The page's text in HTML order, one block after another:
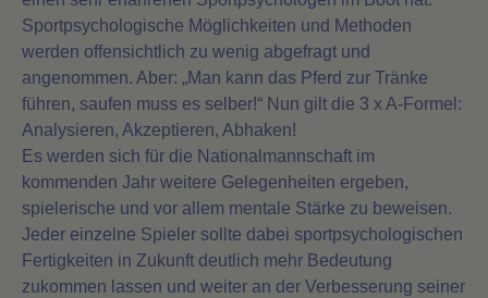
Sportpsychologische Möglichkeiten und Methoden
werden offensichtlich zu wenig abgefragt und
angenommen. Aber: „Man kann das Pferd zur Tränke
führen, saufen muss es selber!“ Nun gilt die 3 x A-Formel:
Analysieren, Akzeptieren, Abhaken!
Es werden sich für die Nationalmannschaft im
kommenden Jahr weitere Gelegenheiten ergeben,
spielerische und vor allem mentale Stärke zu beweisen.
Jeder einzelne Spieler sollte dabei sportpsychologischen
Fertigkeiten in Zukunft deutlich mehr Bedeutung
zukommen lassen und weiter an der Verbesserung seiner